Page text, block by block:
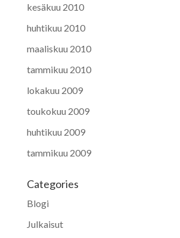
kesäkuu 2010
huhtikuu 2010
maaliskuu 2010
tammikuu 2010
lokakuu 2009
toukokuu 2009
huhtikuu 2009
tammikuu 2009
Categories
Blogi
Julkaisut